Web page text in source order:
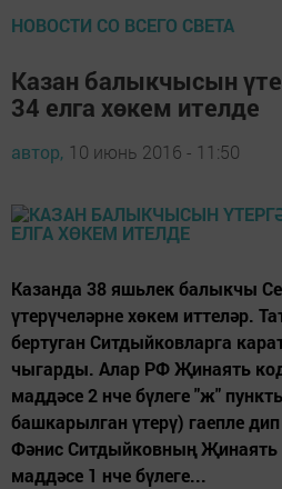
НОВОСТИ СО ВСЕГО СВЕТА
Казан балыкчысын
34 елга хөкем ителде
автор, 10 июнь 2016 - 11:50
Казанда 38 яшьлек балыкчы
үтерүчеләрне хөкем иттеләр.
бертуган Ситдыйковларга
чыгарды. Алар РФ Җинаять
маддәсе 2 нче бүлеге "ж"
башкарылган үтерү) гаепле
Фәнис Ситдыйковның Җинаять
маддәсе 1 нче бүлеге...